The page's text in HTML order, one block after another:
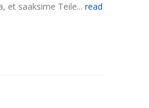
et saaksime Teile... read